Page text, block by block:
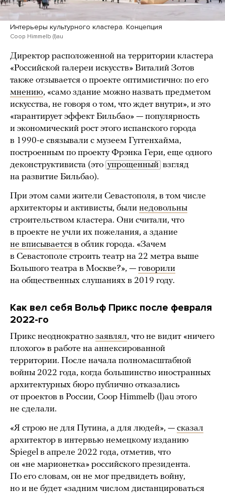
Интерьеры культурного кластера. Концепция
Coop Himmelb (l)au
Директор расположенной на территории кластера
«Российской галереи искусств» Виталий Зотов
также отзывается о проекте оптимистично: по его
мнению, «само здание можно назвать предметом
искусства, не говоря о том, что ждет внутри», и это
«гарантирует эффект Бильбао» — популярность
и экономический рост этого испанского города
в 1990-е связывали с музеем Гуггенхайма,
построенным по проекту Фрэнка Гери, еще одного
деконструктивиста (это упрощенный взгляд
на развитие Бильбао).
При этом сами жители Севастополя, в том числе
архитекторы и активисты, были недовольны
строительством кластера. Они считали, что
в проекте не учли их пожелания, а здание
не вписывается в облик города. «Зачем
в Севастополе строить театр на 22 метра выше
Большого театра в Москве?», — говорили
на общественных слушаниях в 2019 году.
Как вел себя Вольф Прикс после февраля
2022-го
Прикс неоднократно заявлял, что не видит «ничего
плохого» в работе на аннексированной
территории. После начала полномасштабной
войны 2022 года, когда большинство иностранных
архитектурных бюро публично отказались
от проектов в России, Coop Himmelb (l)au этого
не сделали.
«Я строю не для Путина, а для людей», — сказал
архитектор в интервью немецкому изданию
Spiegel в апреле 2022 года, отметив, что
он «не марионетка» российского президента.
По его словам, он не мог предвидеть войну,
но и не будет «задним числом дистанцироваться